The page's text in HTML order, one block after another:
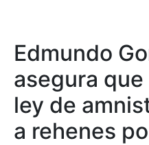
Edmundo
asegura
ley de
a rehenes